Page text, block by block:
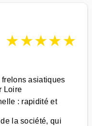
★★★★★
asiatiques
Loire
: rapidité et
la société, qui